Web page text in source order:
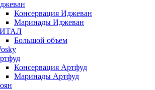
Консервация Иджеван
Маринады Иджеван
Большой объем
Консервация Артфуд
Маринады Артфуд